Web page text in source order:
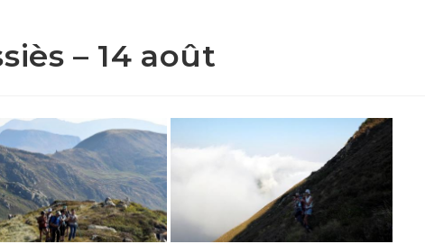
– 14 août